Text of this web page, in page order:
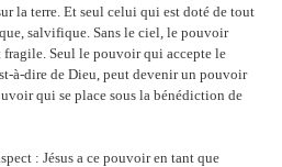
la terre. Et seul celui qui est doté de tout
salvifique. Sans le ciel, le pouvoir
fragile. Seul le pouvoir qui accepte le
à-dire de Dieu, peut devenir un pouvoir
qui se place sous la bénédiction de
: Jésus a ce pouvoir en tant que